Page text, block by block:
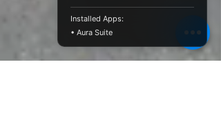
Installed Apps:
• Aura Suite